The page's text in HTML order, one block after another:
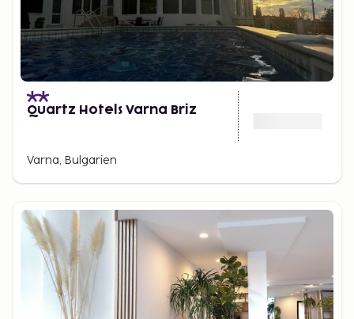
Quartz Hotels Varna Briz
Varna, Bulgarien